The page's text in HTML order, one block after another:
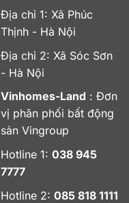
Địa chỉ 1: Xã Phúc
Thịnh - Hà Nội
Địa chỉ 2: Xã Sóc Sơn
- Hà Nội
Vinhomes-Land : Đơn
vị phân phối bất động
sản Vingroup
Hotline 1: 038 945
7777
Hotline 2: 085 818 1111